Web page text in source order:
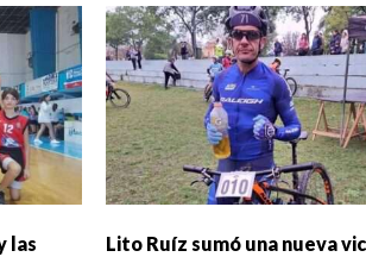
las
Lito Ruíz sumó una nueva